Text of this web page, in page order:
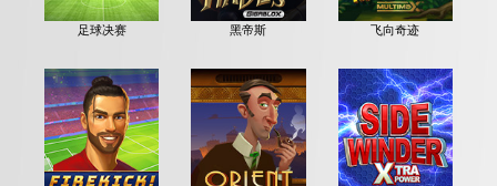
足球决赛 黑帝斯 飞向奇迹